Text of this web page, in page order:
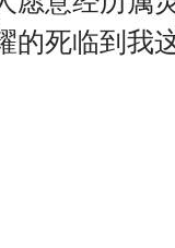
的死临到我